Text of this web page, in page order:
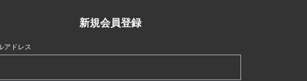
新規会員登録
アドレス